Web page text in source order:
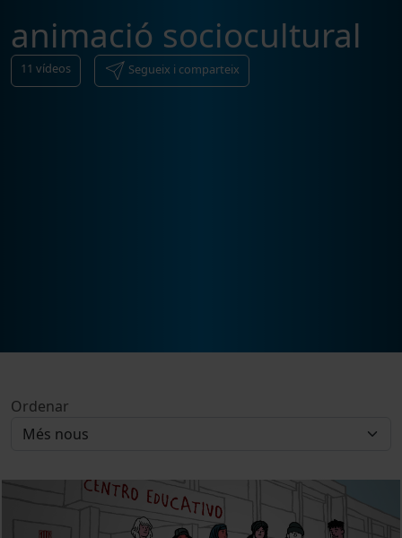
animació sociocultural
11 vídeos Segueix i comparteix
Ordenar